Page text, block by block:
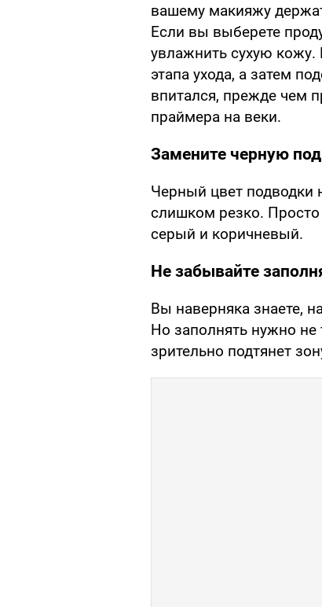
вашему макияжу
Если вы выберете
увлажнить сухую кожу.
этапа ухода, а затем
впитался, прежде чем
праймера на веки.
Замените черную
Черный цвет подводки
слишком резко. Просто
серый и коричневый.
Не забывайте
Вы наверняка знаете,
Но заполнять нужно не
зрительно подтянет